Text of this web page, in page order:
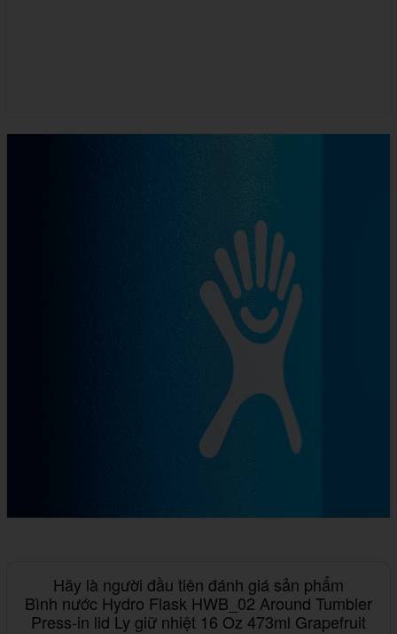
Hãy là người đầu tiên đánh giá sản phẩm
Bình nước Hydro Flask HWB_02 Around Tumbler
Press-in lid Ly giữ nhiệt 16 Oz 473ml Grapefruit